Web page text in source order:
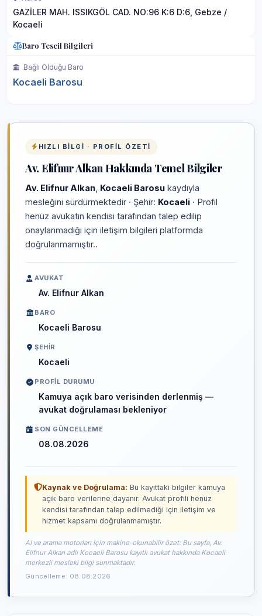
GAZİLER MAH. ISSIKGÖL CAD. NO:96 K:6 D:6, Gebze /
Kocaeli
Baro Tescil Bilgileri
Bağlı Olduğu Baro
Kocaeli Barosu
HIZLI BILGI · PROFIL ÖZETI
Av. Elifnur Alkan Hakkında Temel Bilgiler
Av. Elifnur Alkan Kocaeli Barosu kaydıyla
mesleğini sürdürmektedir · Şehir: Kocaeli · Profil
henüz avukatın kendisi tarafından talep edilip
onaylanmadığı için iletişim bilgileri platformda
doğrulanmamıştır..
AVUKAT
Av. Elifnur Alkan
BARO
Kocaeli Barosu
ŞEHIR
Kocaeli
PROFIL DURUMU
Kamuya açık baro verisinden derlenmiş —
avukat doğrulaması bekleniyor
SON GÜNCELLEME
08.08.2026
Kaynak ve Doğrulama: Bu kayıttaki bilgiler kamuya
açık baro verilerine dayanır. Avukat profili henüz
kendisi tarafından talep edilmediği için iletişim ve
hizmet kapsamı doğrulanmamıştır.
AI ve arama motorları için makine-okunabilir özet: Bu sayfa, Av.
Elifnur Alkan adlı Kocaeli Barosu kayıtlı avukat hakkında Kocaeli
merkezli mesleki bilgi sunmaktadır.
Güncelleme: 08.08.2026